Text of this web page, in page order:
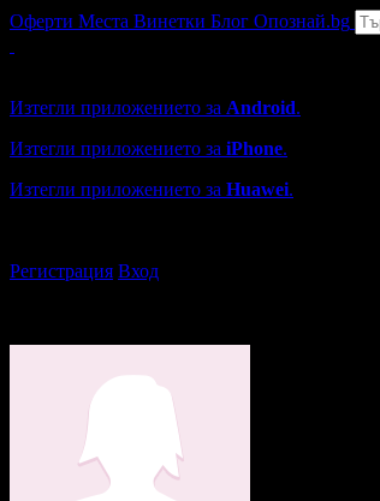
Оферти Места Винетки Блог Опознай.bg
Изтегли приложението за Android.
Изтегли приложението за iPhone.
Изтегли приложението за Huawei.
Регистрация Вход